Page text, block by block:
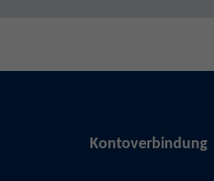
Kontoverbindung